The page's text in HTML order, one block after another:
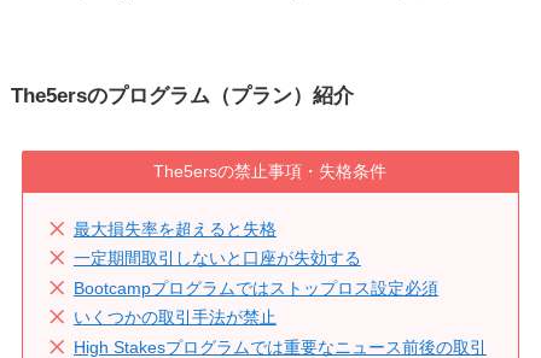
The5ersのプログラム（プラン）紹介
The5ersの禁止事項・失格条件
最大損失率を超えると失格
一定期間取引しないと口座が失効する
Bootcampプログラムではストップロス設定必須
いくつかの取引手法が禁止
High Stakesプログラムでは重要なニュース前後の取引